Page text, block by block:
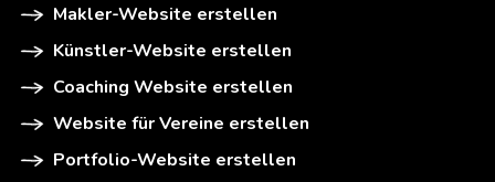
Makler-Website erstellen
Künstler-Website erstellen
Coaching Website erstellen
Website für Vereine erstellen
Portfolio-Website erstellen